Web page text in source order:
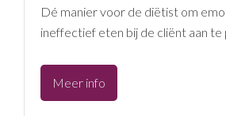
Dé manier voor de diëtist om
ineffectief eten bij de cliënt aan te
Meer info
Scholingen